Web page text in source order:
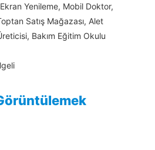
Yenileme, Mobil Doktor,
Satış Mağazası, Alet
Bakım Eğitim Okulu